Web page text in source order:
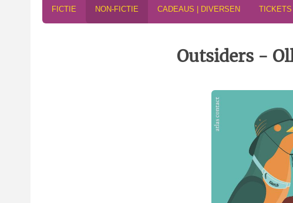
FICTIE NON-FICTIE CADEAUS | DIVERSEN TICKETS
Outsiders -